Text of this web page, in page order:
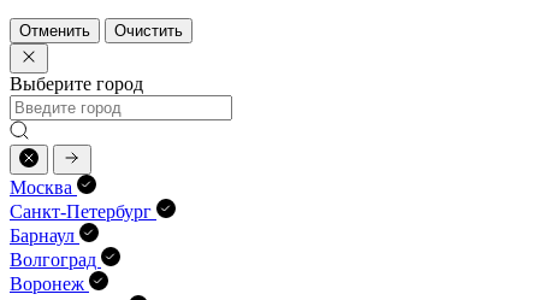
Отменить Очистить
Выберите город
Москва
Санкт-Петербург
Барнаул
Волгоград
Воронеж